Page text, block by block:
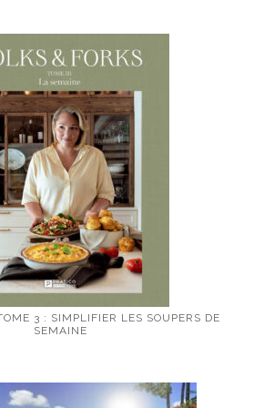
3 : SIMPLIFIER LES SOUPERS DE
SEMAINE